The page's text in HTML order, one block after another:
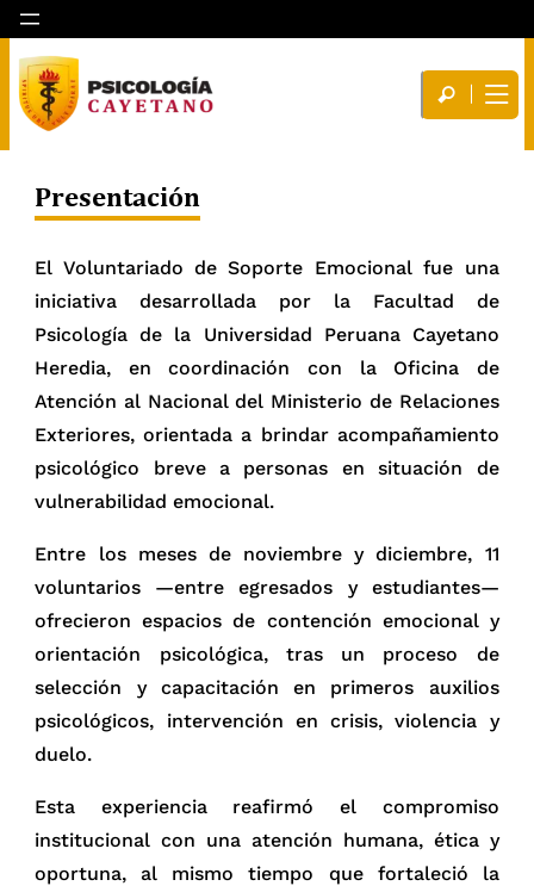
Presentación
El Voluntariado de Soporte Emocional fue una
iniciativa desarrollada por la Facultad de
Psicología de la Universidad Peruana Cayetano
Heredia, en coordinación con la Oficina de
Atención al Nacional del Ministerio de Relaciones
Exteriores, orientada a brindar acompañamiento
psicológico breve a personas en situación de
vulnerabilidad emocional.
Entre los meses de noviembre y diciembre, 11
voluntarios —entre egresados y estudiantes—
ofrecieron espacios de contención emocional y
orientación psicológica, tras un proceso de
selección y capacitación en primeros auxilios
psicológicos, intervención en crisis, violencia y
duelo.
Esta experiencia reafirmó el compromiso
institucional con una atención humana, ética y
oportuna, al mismo tiempo que fortaleció la